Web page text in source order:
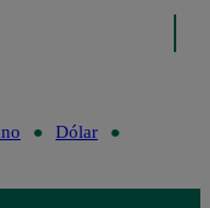
Dólar